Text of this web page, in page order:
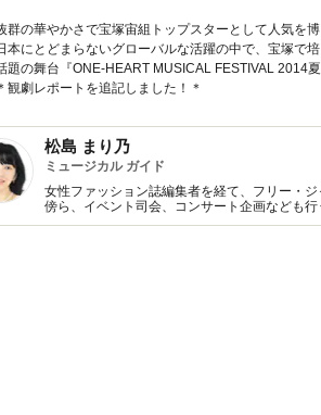
群の華やかさで宝塚宙組トップスターとして人気を
本にとどまらないグローバルな活躍の中で、宝塚で
題の舞台『ONE-HEART MUSICAL FESTIVAL 2014
観劇レポートを追記しました！＊
松島 まり乃
ミュージカル ガイド
女性ファッション誌編集者を経て、フリー・
傍ら、イベント司会、コンサート企画なども
Japan」をスタート。